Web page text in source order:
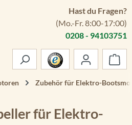
Hast du Fragen?
(Mo.-Fr. 8:00-17:00)
0208 - 94103751
Zubehör für Elektro-
für Elektro-